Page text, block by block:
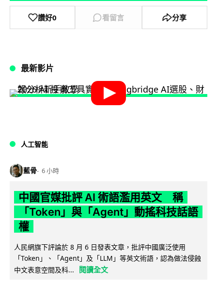
讚好0 看留言 分享
最新影片
人工智能
藍骨 6 小時
中國官媒批評 AI 術語濫用英文 稱
「Token」與「Agent」動搖科技話語
權
人民網旗下評論於 8 月 6 日發表文章，批評中國廣泛使用
「Token」、「Agent」及「LLM」等英文術語，認為做法侵蝕
中文表意空間及科...
閱讀全文